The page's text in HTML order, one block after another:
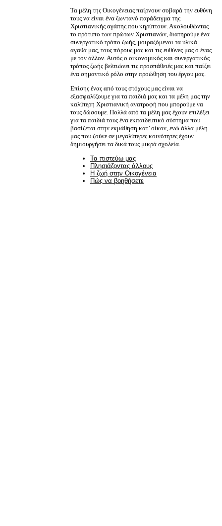
Τα μέλη της Οικογένειας παίρνουν σοβαρά την ευθύνη
τους να είναι ένα ζωντανό παράδειγμα της
Χριστιανικής αγάπης που κηρύττουν. Ακολουθώντας
το πρότυπο των πρώτων Χριστιανών, διατηρούμε ένα
συνεργατικό τρόπο ζωής, μοιραζόμενοι τα υλικά
αγαθά μας, τους πόρους μας και τις ευθύνες μας ο ένας
με τον άλλον. Αυτός ο οικονομικός και συνεργατικός
τρόπος ζωής βελτιώνει τις προσπάθειές μας και παίζει
ένα σημαντικό ρόλο στην προώθηση του έργου μας.
Επίσης ένας από τους στόχους μας είναι να
εξασφαλίζουμε για τα παιδιά μας και τα μέλη μας την
καλύτερη Χριστιανική ανατροφή που μπορούμε να
τους δώσουμε. Πολλά από τα μέλη μας έχουν επιλέξει
για τα παιδιά τους ένα εκπαιδευτικό σύστημα που
βασίζεται στην εκμάθηση κατ’ οίκον, ενώ άλλα μέλη
μας που ζούνε σε μεγαλύτερες κοινότητες έχουν
δημιουργήσει τα δικά τους μικρά σχολεία
Τα πιστεύω μας
Πλησιάζοντας άλλους
Η ζωή στην Οικογένεια
Πώς να βοηθήσετε